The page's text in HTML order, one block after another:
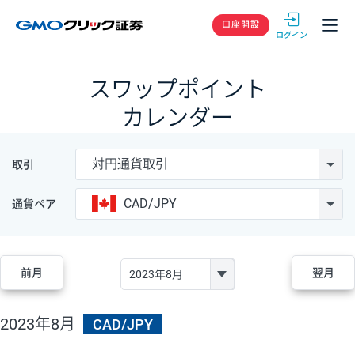
GMOクリック
口座開設
スワップポイント
カレンダー
取引 対円通貨取引
通貨ペア CAD/JPY
前月 翌月
2023年8月 CAD/JPY